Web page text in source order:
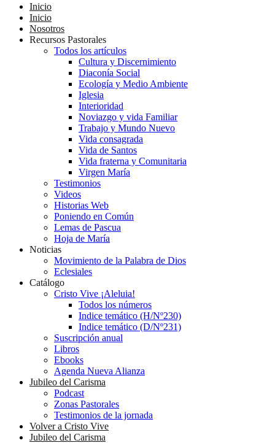
Inicio
Inicio
Nosotros
Recursos Pastorales
Todos los artículos
Cultura y Discernimiento
Diaconía Social
Ecología y Medio Ambiente
Iglesia
Interioridad
Noviazgo y vida Familiar
Trabajo y Mundo Nuevo
Vida consagrada
Vida de Santos
Vida fraterna y Comunitaria
Virgen María
Testimonios
Videos
Historias Web
Poniendo en Común
Lemas de Pascua
Hoja de María
Noticias
Movimiento de la Palabra de Dios
Eclesiales
Catálogo
Cristo Vive ¡Aleluia!
Todos los números
Indice temático (H/Nº230)
Indice temático (D/Nº231)
Suscripción anual
Libros
Ebooks
Agenda Nueva Alianza
Jubileo del Carisma
Podcast
Zonas Pastorales
Testimonios de la jornada
Volver a Cristo Vive
Jubileo del Carisma